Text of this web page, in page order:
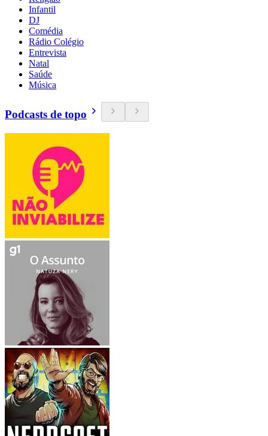
Infantil
DJ
Comédia
Rádio Colégio
Entrevista
Natal
Saúde
Música
Podcasts de topo